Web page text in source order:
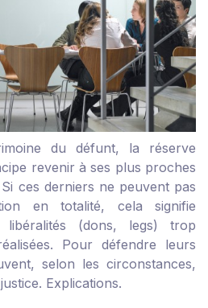
du défunt, la réserve
revenir à ses plus proches
ces derniers ne peuvent pas
en totalité, cela signifie
libéralités (dons, legs) trop
Pour défendre leurs
selon les circonstances,
Explications.